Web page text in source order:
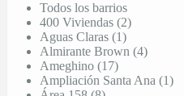
Todos los barrios
400 Viviendas (2)
Aguas Claras (1)
Almirante Brown (4)
Ameghino (17)
Ampliación Santa Ana (1)